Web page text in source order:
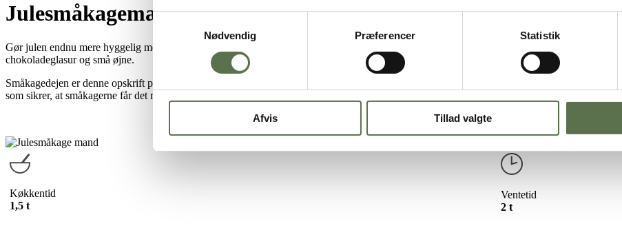
Samtykkevalg
Nødvendig
Præferencer Statistik
Afvis Tillad valgte
Julesmåkagemænd
Gør julen endnu mere hyggelig med små, søde julekagemænd med julehjerter i hænderne. Et sjovt twist på de klassiske julesmåkager med
chokoladeglasur og små øjne.
Småkagedejen er denne opskrift på
som sikrer, at småkagerne får det rette knæk.
Køkkentid
1,5 t
Ventetid
2 t